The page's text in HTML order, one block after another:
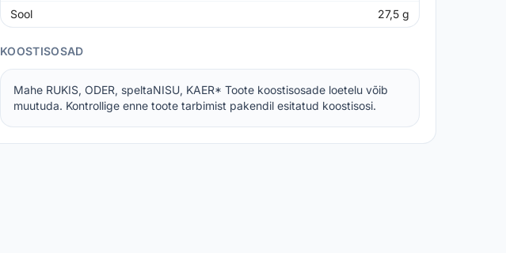
Sool
27,5 g
KOOSTISOSAD
Mahe RUKIS, ODER, speltaNISU, KAER* Toote koostisosade loetelu võib
muutuda. Kontrollige enne toote tarbimist pakendil esitatud koostisosi.